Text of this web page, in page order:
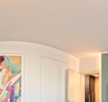
premium și iluminare
și rafinament.
complet mobilat și